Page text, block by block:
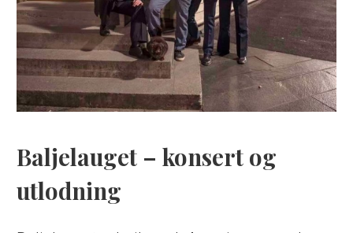
Baljelauget – konsert og
utlodning